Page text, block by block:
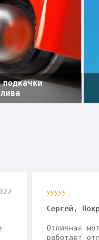
Сергей,
Отличная
работает